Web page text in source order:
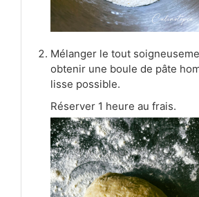
Mélanger le tout
obtenir une boule de pâte
lisse possible.
Réserver 1 heure au frais.